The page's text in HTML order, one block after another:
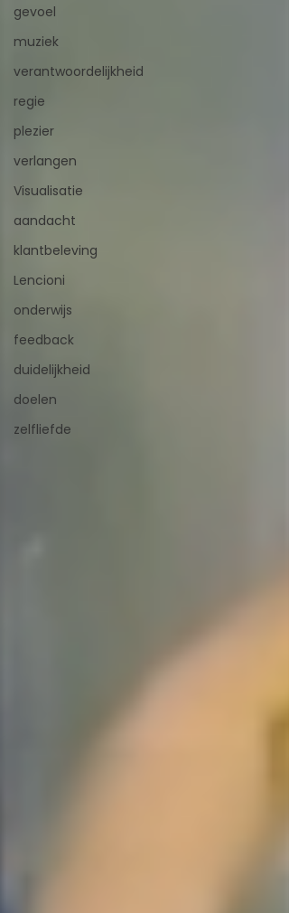
gevoel
muziek
verantwoordelijkheid
regie
plezier
verlangen
Visualisatie
aandacht
klantbeleving
Lencioni
onderwijs
feedback
duidelijkheid
doelen
zelfliefde